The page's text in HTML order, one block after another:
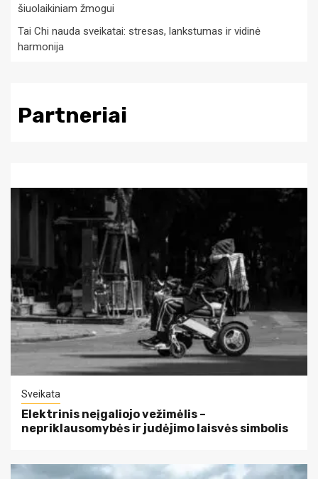
šiuolaikiniam žmogui
Tai Chi nauda sveikatai: stresas, lankstumas ir vidinė
harmonija
Partneriai
Sveikata
Elektrinis neįgaliojo vežimėlis –
nepriklausomybės ir judėjimo laisvės simbolis